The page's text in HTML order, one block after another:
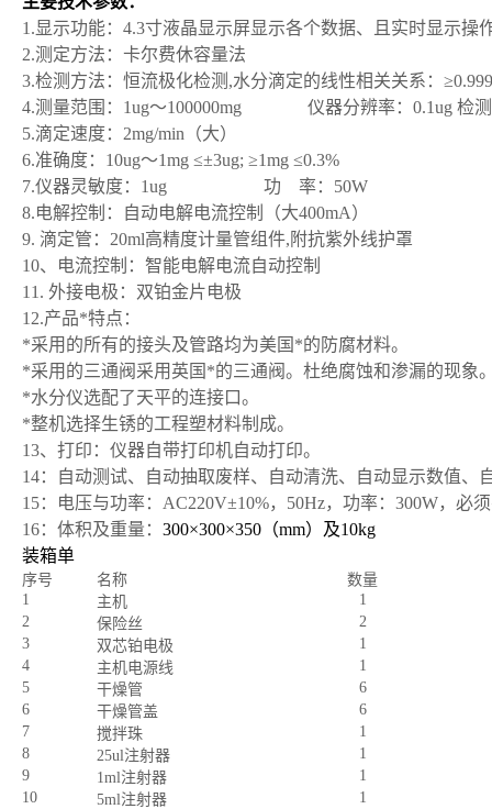
1.显示功能：4.3寸液晶显示屏显示各个数据、
且实时显示操
2.测定方法：卡尔费休容量法
3.检测方法：恒流极化检测,水分滴定的线性相关关系：
4.测量范围：1ug～100000mg 仪器分辨率：0.1ug 检测
5.滴定速度：2mg/min（大）
6.准确度：10ug～1mg ≤±3ug; ≥1mg ≤0.3%
7.仪器灵敏度：1ug 功 率：50W
8.电解控制：自动电解电流控制（大400mA）
9. 滴定管：20ml高精度计量管组件,附抗紫外线护罩
10、电流控制：智能电解电流自动控制
11. 外接电极：双铂金片电极
12.产品*特点：
*采用的所有的接头及管路均为美国*的防腐材料。
*采用的三通阀采用英国*的三通阀。杜绝腐蚀和渗漏的现象
*水分仪选配了天平的连接口。
*整机选择生锈的工程塑材料制成。
13、打印：仪器自带打印机自动打印。
14：自动测试、自动抽取废样、自动清洗、自动显示数值、
15：电压与功率：AC220V±10%，50Hz，功率：300W，必
16：体积及重量： 300×300×350（mm）及10kg
装箱单
序号 名称
数量
1
主机
1
2
保险丝
2
3
双芯铂电极
1
4
主机电源线
1
5
干燥管
6
6
干燥管盖
6
7
搅拌珠
1
8
25ul注射器
1
9
1ml注射器
1
10
5ml注射器
1